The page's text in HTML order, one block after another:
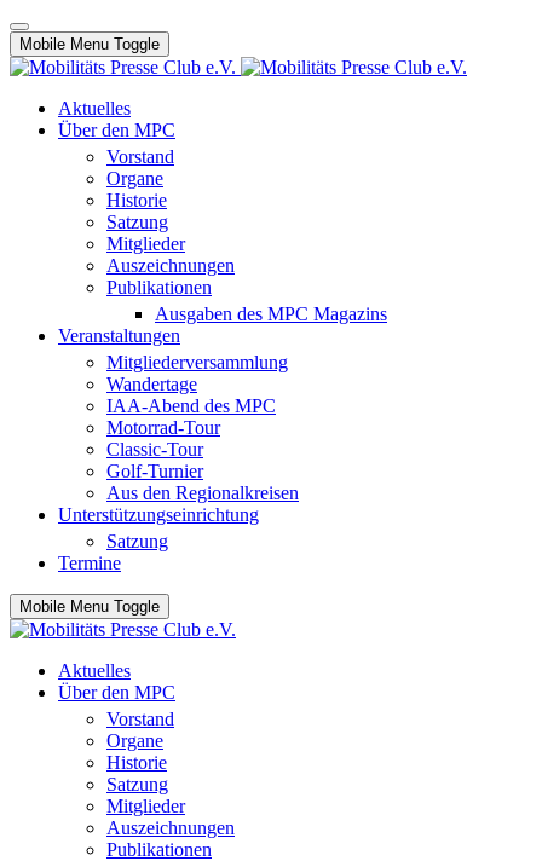
Mobile Menu Toggle
Aktuelles
Über den MPC
Vorstand
Organe
Historie
Satzung
Mitglieder
Auszeichnungen
Publikationen
Ausgaben des MPC Magazins
Veranstaltungen
Mitgliederversammlung
Wandertage
IAA-Abend des MPC
Motorrad-Tour
Classic-Tour
Golf-Turnier
Aus den Regionalkreisen
Unterstützungseinrichtung
Satzung
Termine
Mobile Menu Toggle
Aktuelles
Über den MPC
Vorstand
Organe
Historie
Satzung
Mitglieder
Auszeichnungen
Publikationen